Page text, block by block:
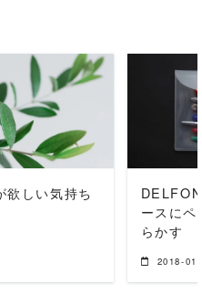
MORE
欲しい気持ち
ースにペ
らかす
2018-01-